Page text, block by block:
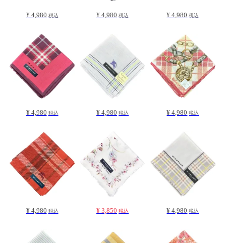
¥ 4,980 税込 ¥ 4,980 税込 ¥ 4,980 税込
¥ 4,980 税込 ¥ 4,980 税込 ¥ 4,980 税込
¥ 4,980 税込 ¥ 3,850 税込 ¥ 4,980 税込